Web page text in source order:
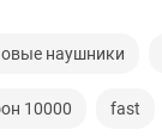
наушники
10000 fast